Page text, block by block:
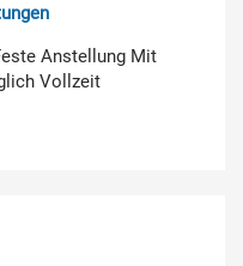
Anstellung Mit
Vollzeit